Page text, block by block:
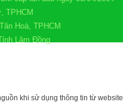
TPHCM
Hoà, TPHCM
Lâm Đồng
khi sử dụng thông tin từ website